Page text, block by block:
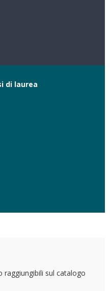
di laurea
raggiungibili sul catalogo